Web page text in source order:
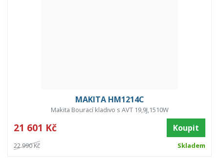
MAKITA HM1214C
Makita Bourací kladivo s AVT 19,9J,1510W
21 601 Kč Koupit
22 990 Kč Skladem